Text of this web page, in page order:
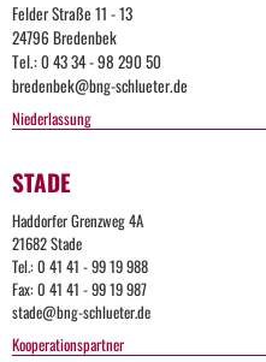
Felder Straße 11 - 13
24796 Bredenbek
Tel.: 0 43 34 - 98 290 50
bredenbek@bng-schlueter.de
Niederlassung
STADE
Haddorfer Grenzweg 4A
21682 Stade
Tel.: 0 41 41 - 99 19 988
Fax: 0 41 41 - 99 19 987
stade@bng-schlueter.de
Kooperationspartner